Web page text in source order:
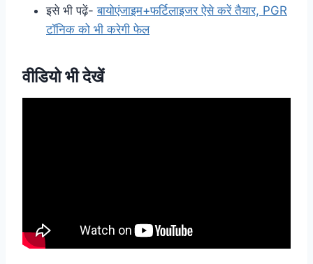
इसे भी पढ़ें-बायोएंजाइम+फर्टिलाइजर ऐसे करें तैयार, PGR
टॉनिक को भी करेगी फेल
वीडियो भी देखें